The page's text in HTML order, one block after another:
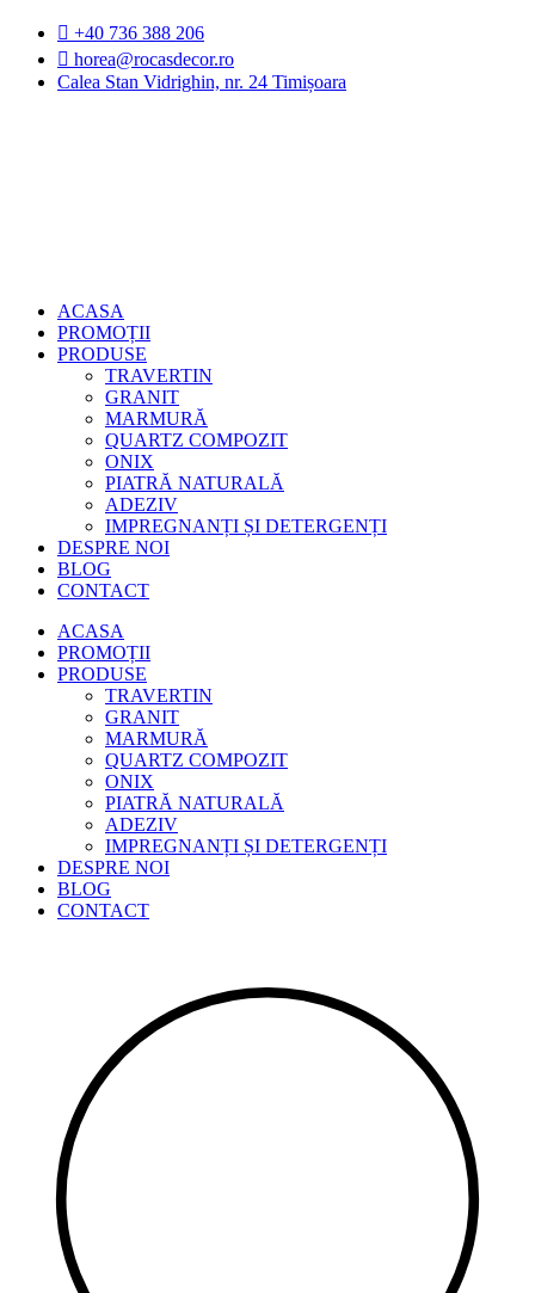
conținut
+40 736 388 206
horea@rocasdecor.ro
Calea Stan Vidrighin, nr. 24 Timișoara
ACASA
PROMOȚII
PRODUSE
TRAVERTIN
GRANIT
MARMURĂ
QUARTZ COMPOZIT
ONIX
PIATRĂ NATURALĂ
ADEZIV
IMPREGNANȚI ȘI DETERGENȚI
DESPRE NOI
BLOG
CONTACT
ACASA
PROMOȚII
PRODUSE
TRAVERTIN
GRANIT
MARMURĂ
QUARTZ COMPOZIT
ONIX
PIATRĂ NATURALĂ
ADEZIV
IMPREGNANȚI ȘI DETERGENȚI
DESPRE NOI
BLOG
CONTACT